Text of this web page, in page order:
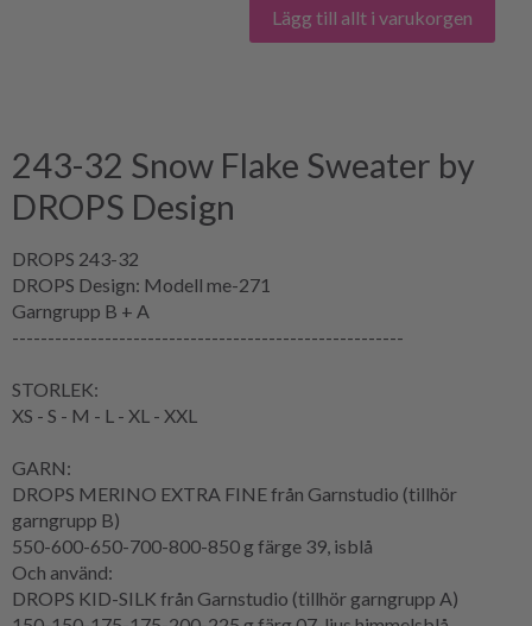
Lägg till allt i varukorgen
243-32 Snow Flake Sweater by
DROPS Design
DROPS 243-32
DROPS Design: Modell me-271
Garngrupp B + A
-------------------------------------------------------
STORLEK:
XS - S - M - L - XL - XXL
GARN:
DROPS MERINO EXTRA FINE från Garnstudio (tillhör
garngrupp B)
550-600-650-700-800-850 g färge 39, isblå
Och använd:
DROPS KID-SILK från Garnstudio (tillhör garngrupp A)